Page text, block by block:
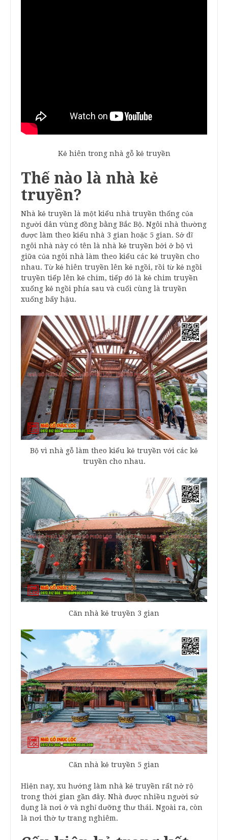
Kẻ hiên trong nhà gỗ kẻ truyền
Thế nào là nhà kẻ
truyền?
Nhà kẻ truyền là một kiểu nhà truyền thống của
người dân vùng đồng bằng Bắc Bộ. Ngôi nhà thường
được làm theo kiểu nhà 3 gian hoặc 5 gian. Sở dĩ
ngôi nhà này có tên là nhà kẻ truyền bởi ở bộ vì
giữa của ngôi nhà làm theo kiểu các kẻ truyền cho
nhau. Từ kẻ hiên truyền lên kẻ ngồi, rồi từ kẻ ngồi
truyền tiếp lên kẻ chim, tiếp đó là kẻ chim truyền
xuống kẻ ngồi phía sau và cuối cùng là truyền
xuống bẩy hậu.
Bộ vì nhà gỗ làm theo kiểu kẻ truyền với các kẻ
truyền cho nhau.
Căn nhà kẻ truyền 3 gian
Căn nhà kẻ truyền 5 gian
Hiện nay, xu hướng làm nhà kẻ truyền rất nở rộ
trong thời gian gần đây. Nhà được nhiều người sử
dụng là nơi ở và nghỉ dưỡng thư thái. Ngoài ra, còn
là nơi thờ tự trang nghiêm.